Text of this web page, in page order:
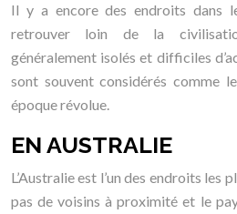
Il y a encore des endroits dans
retrouver loin de la
généralement isolés et difficiles
sont souvent considérés comme
époque révolue.
EN AUSTRALIE
L’Australie est l’un des endroits les
pas de voisins à proximité et le